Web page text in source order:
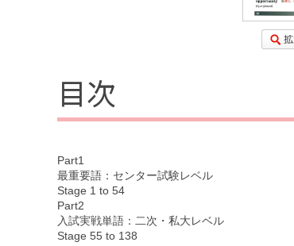
目次
Part1
最重要語：センター試験レベル
Stage 1 to 54
Part2
入試実戦単語：二次・私大レベル
Stage 55 to 138